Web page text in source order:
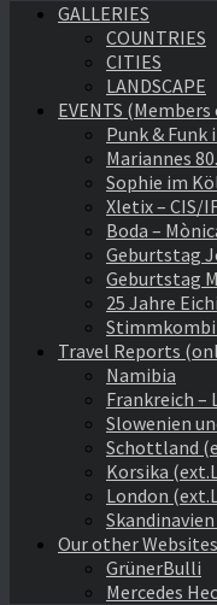
GALLERIES
COUNTRIES
CITIES
LANDSCAPE
EVENTS
Punk & Funk
Mariannes
Sophie im
Xletix – CIS/
Boda –
Geburtstag
Geburtstag
25 Jahre
Travel Reports
Namibia
Frankreich –
Slowenien
Schottland
Korsika
London
Our other
GrünerBulli
Mercedes